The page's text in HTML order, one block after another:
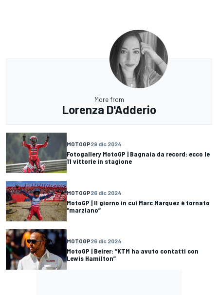
More from
Lorenza D'Adderio
MOTOGP29 dic 2024
Fotogallery MotoGP | Bagnaia da record: ecco le
11 vittorie in stagione
MOTOGP26 dic 2024
MotoGP | Il giorno in cui Marc Marquez è tornato
“marziano”
MOTOGP26 dic 2024
MotoGP | Beirer: “KTM ha avuto contatti con
Lewis Hamilton”